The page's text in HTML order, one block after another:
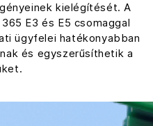
kielégítését. A
E3 és E5 csomaggal
ügyfelei hatékonyabban
és egyszerűsíthetik a